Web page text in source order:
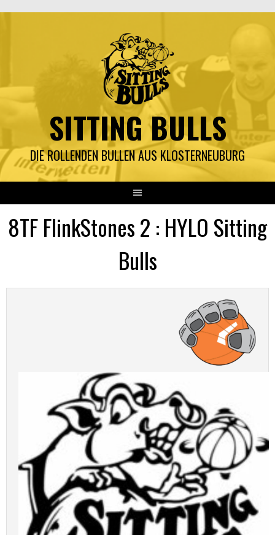
SITTING BULLS
DIE ROLLENDEN BULLEN AUS KLOSTERNEUBURG
8TF FlinkStones 2 : HYLO Sitting
Bulls